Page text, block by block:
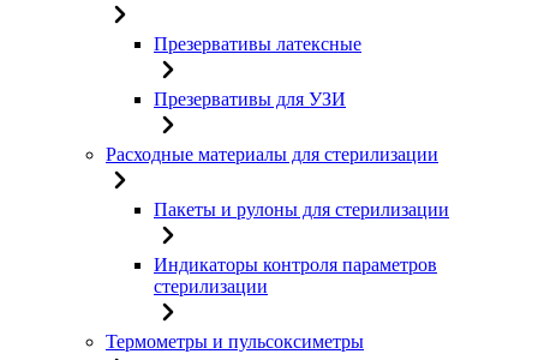
Презервативы латексные
Презервативы для УЗИ
Расходные материалы для стерилизации
Пакеты и рулоны для стерилизации
Индикаторы контроля параметров
стерилизации
Термометры и пульсоксиметры